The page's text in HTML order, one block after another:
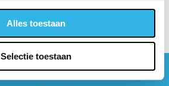
Alles toestaan
Selectie toestaan